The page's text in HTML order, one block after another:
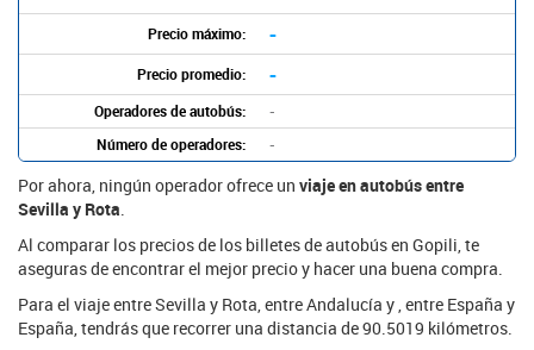
Precio máximo: -
Precio promedio: -
Operadores de autobús:
-
Número de operadores:
-
Por ahora, ningún operador ofrece un viaje en autobús entre
Sevilla y Rota
Al comparar los precios de los billetes de autobús en Gopili, te
aseguras de encontrar el mejor precio y hacer una buena compra.
Para el viaje entre Sevilla y Rota, entre Andalucía y , entre España y
España, tendrás que recorrer una distancia de 90.5019 kilómetros.